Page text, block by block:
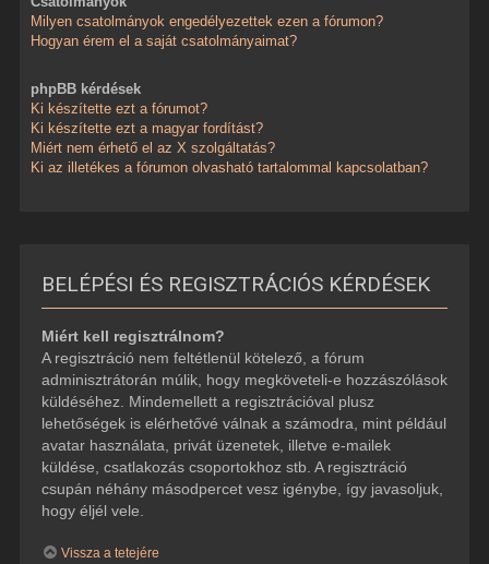
Milyen csatolmányok engedélyezettek ezen a fórumon?
Hogyan érem el a saját csatolmányaimat?
phpBB kérdések
Ki készítette ezt a fórumot?
Ki készítette ezt a magyar fordítást?
Miért nem érhető el az X szolgáltatás?
Ki az illetékes a fórumon olvasható tartalommal kapcsolatban?
BELÉPÉSI ÉS REGISZTRÁCIÓS KÉRDÉSEK
Miért kell regisztrálnom?
A regisztráció nem feltétlenül kötelező, a fórum
adminisztrátorán múlik, hogy megköveteli-e hozzászólások
küldéséhez. Mindemellett a regisztrációval plusz
lehetőségek is elérhetővé válnak a számodra, mint például
avatar használata, privát üzenetek, illetve e-mailek
küldése, csatlakozás csoportokhoz stb. A regisztráció
csupán néhány másodpercet vesz igénybe, így javasoljuk,
hogy éljél vele.
Vissza a tetejére